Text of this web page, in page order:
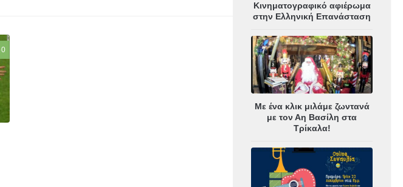
0
Κινηματογραφικό αφιέρωμα
στην Ελληνική Επανάσταση
Με ένα κλικ μιλάμε ζωντανά
με τον Αη Βασίλη στα
Τρίκαλα!